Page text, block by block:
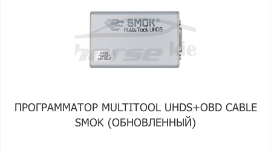
ПРОГРАММАТОР MULTITOOL UHDS+OBD CABLE
SMOK (ОБНОВЛЕННЫЙ)